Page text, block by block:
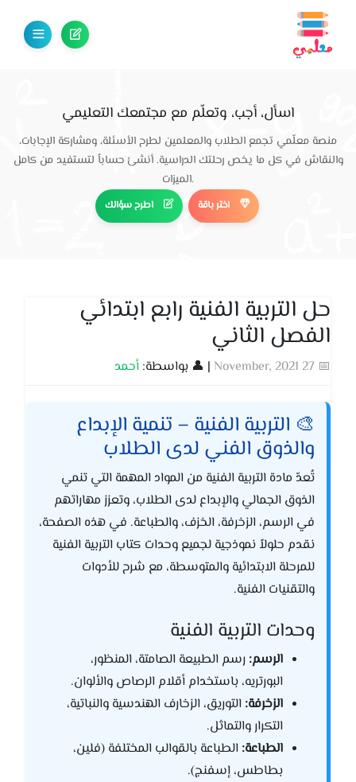
اسأل، أجب، وتعلّم مع مجتمعك التعليمي
منصة معلّمي تجمع الطلاب والمعلمين لطرح الأسئلة، ومشاركة الإجابات،
والنقاش في كل ما يخص رحلتك الدراسية. أنشئ حساباً لتستفيد من كامل
الميزات.
اطرح سؤالك اختر باقة
حل التربية الفنية رابع ابتدائي
الفصل الثاني
📅 27 November, 2021 | 👤 بواسطة: أحمد
🎨 التربية الفنية – تنمية الإبداع
والذوق الفني لدى الطلاب
تُعدّ مادة التربية الفنية من المواد المهمة التي تنمي
الذوق الجمالي والإبداع لدى الطلاب، وتعزز مهاراتهم
في الرسم، الزخرفة، الخزف، والطباعة. في هذه الصفحة،
نقدم حلولاً نموذجية لجميع وحدات كتاب التربية الفنية
للمرحلة الابتدائية والمتوسطة، مع شرح للأدوات
والتقنيات الفنية.
وحدات التربية الفنية
الرسم: رسم الطبيعة الصامتة، المنظور،
البورتريه، باستخدام أقلام الرصاص والألوان.
الزخرفة: التوريق، الزخارف الهندسية والنباتية،
التكرار والتماثل.
الطباعة: الطباعة بالقوالب المختلفة (فلين،
بطاطس، إسفنج).